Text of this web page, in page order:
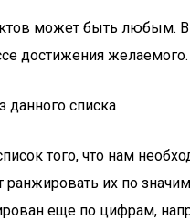
может быть любым.
достижения желаемого.
данного списка
того, что нам
ранжировать их по
еще по цифрам,